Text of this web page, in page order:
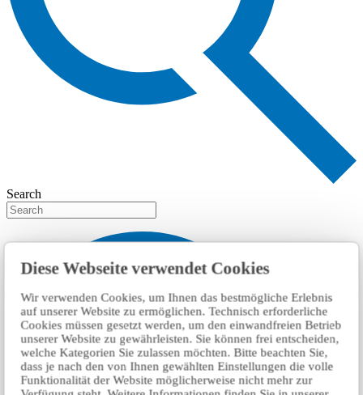
Diese Webseite verwendet Cookies
Wir verwenden Cookies, um Ihnen das bestmögliche Erlebnis
auf unserer Website zu ermöglichen. Technisch erforderliche
Cookies müssen gesetzt werden, um den einwandfreien Betrieb
unserer Website zu gewährleisten. Sie können frei entscheiden,
welche Kategorien Sie zulassen möchten. Bitte beachten Sie,
dass je nach den von Ihnen gewählten Einstellungen die volle
Funktionalität der Website möglicherweise nicht mehr zur
Search